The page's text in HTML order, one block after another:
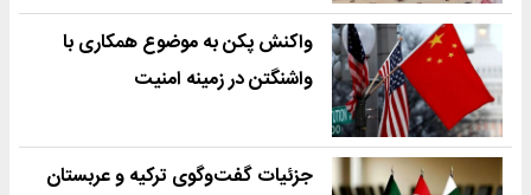
واکنش پکن به موضوع همکاری با
واشنگتن در زمینه امنیت
جزئیات گفت‌وگوی ترکیه و عربستان